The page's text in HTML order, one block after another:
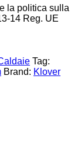
la politica sulla
14 Reg. UE
Tag:
Brand: Klover